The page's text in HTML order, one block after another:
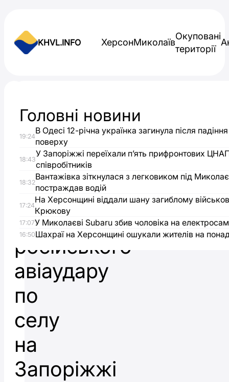
KHVL.INFO ХерсонМиколаїв
Окуповані
території
Люди
опинилися
під
завалами
після
російського
авіаудару
по
селу
на
Запоріжжі
Головні новини
19:24
В Одесі 12-річна українка загинула після
поверху
18:43
У Запоріжжі переїхали п’ять прифронтових
співробітників
18:32
Вантажівка зіткнулася з легковиком під
постраждав водій
17:24
На Херсонщині віддали шану загиблому
Крюкову
17:07У Миколаєві Subaru збив чоловіка на
16:50Шахраї на Херсонщині ошукали жителів на